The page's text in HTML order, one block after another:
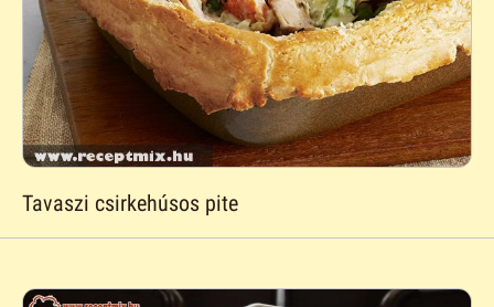
Tavaszi csirkehúsos pite